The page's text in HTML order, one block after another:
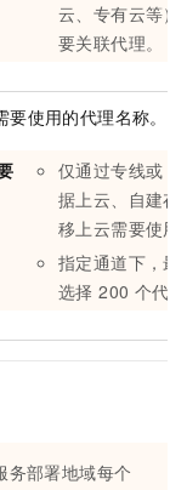
云、专有云等）
要关联代理。
要使用的代理名称。
仅通过专线或
据上云、自建存
移上云需要使用
指定通道下，最
选择 200 个代
务部署地域每个